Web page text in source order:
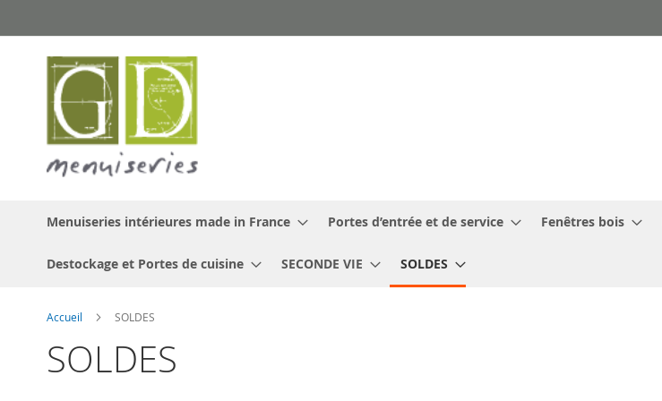
au
contenu
Menuiseries intérieures made in France Portes d’entrée et de service Fenêtres bois
Destockage et Portes de cuisine SECONDE VIE SOLDES
Accueil SOLDES
SOLDES